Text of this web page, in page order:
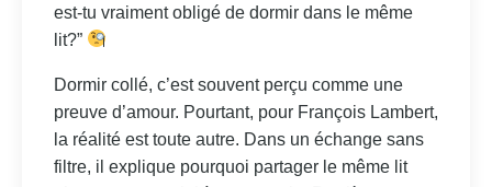
est-tu vraiment obligé de dormir dans le même
lit?”
Dormir collé, c’est souvent perçu comme une
preuve d’amour. Pourtant, pour François Lambert,
la réalité est toute autre. Dans un échange sans
filtre, il explique pourquoi partager le même lit